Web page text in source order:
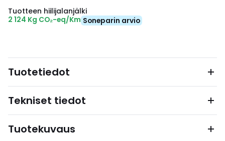
Tuotteen hiilijalanjälki
2 124 Kg CO₂-eq/Km Soneparin arvio
Tuotetiedot
Tekniset tiedot
Tuotekuvaus